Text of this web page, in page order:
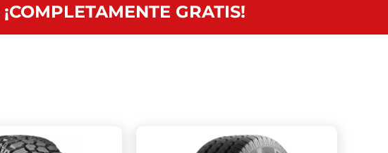
¡COMPLETAMENTE GRATIS!